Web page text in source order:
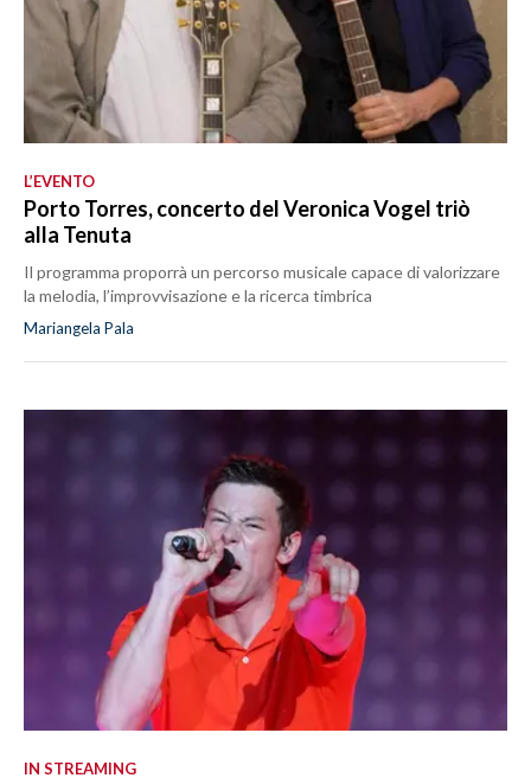
L’EVENTO
Porto Torres, concerto del Veronica Vogel triò
alla Tenuta
Il programma proporrà un percorso musicale capace di valorizzare
la melodia, l’improvvisazione e la ricerca timbrica
Mariangela Pala
IN STREAMING